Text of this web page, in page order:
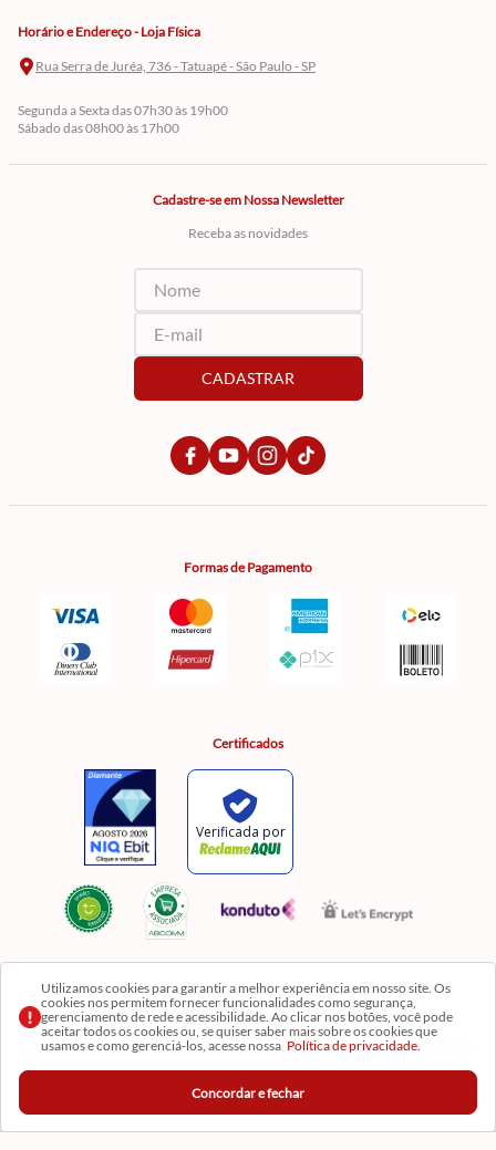
Utilizamos cookies para garantir a melhor experiência em nosso site. Os
cookies nos permitem fornecer funcionalidades como segurança,
gerenciamento de rede e acessibilidade. Ao clicar nos botões, você pode
aceitar todos os cookies ou, se quiser saber mais sobre os cookies que
usamos e como gerenciá-los, acesse nossa Política de privacidade.
Concordar e fechar
Horário e Endereço - Loja Física
Rua Serra de Juréa, 736 - Tatuapé - São Paulo - SP
Segunda a Sexta das 07h30 às 19h00
Sábado das 08h00 às 17h00
Cadastre-se em Nossa Newsletter
Receba as novidades
CADASTRAR
Formas de Pagamento
Certificados
Razão Social: Comercial Luzia Meire de Gêneros Alimentícios LTDA | CNPJ:
08.991.182/0001-11
Os preços, produtos e quantidades da Loja Virtual não se aplicam aos da Loja Física. Na Loja